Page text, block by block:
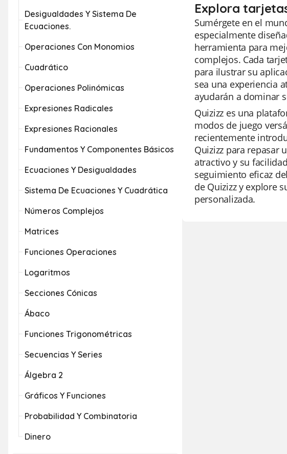
Desigualdades Y Sistema De
Ecuaciones.
Operaciones Con Monomios
Cuadrático
Operaciones Polinómicas
Expresiones Radicales
Expresiones Racionales
Fundamentos Y Componentes Básicos
Ecuaciones Y Desigualdades
Sistema De Ecuaciones Y Cuadrática
Números Complejos
Matrices
Funciones Operaciones
Logaritmos
Secciones Cónicas
Ábaco
Funciones Trigonométricas
Secuencias Y Series
Álgebra 2
Gráficos Y Funciones
Probabilidad Y Combinatoria
Dinero
Explora
Sumérgete en el
especialmente
herramienta para
complejos. Cada
para ilustrar su
sea una experiencia
ayudarán a dominar
Quizizz es una
modos de juego
recientemente
Quizizz para repasar
atractivo y su
seguimiento eficaz
de Quizizz y explore
personalizada.